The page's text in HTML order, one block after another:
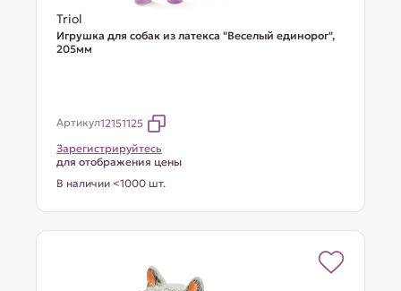
Triol
Игрушка для собак из латекса "Веселый единорог",
205мм
Артикул12151125
Зарегистрируйтесь
для отображения цены
В наличии <1000 шт.